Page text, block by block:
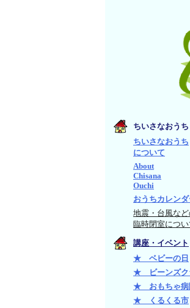
ちいさなおうち
ちいさなおうち
について
About
Chisana
Ouchi
おうちカレン
地震・台風な
臨時閉室につい
講座・イベント
★ ベビーの日
★ ビーンズク
★ おもちゃ病
★ くるくる市